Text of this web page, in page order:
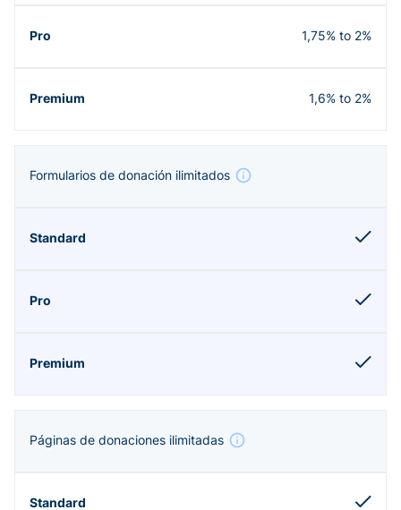
1,75% to 2%
1,6% to 2%
Formularios de donación ilimitados
Páginas de donaciones ilimitadas